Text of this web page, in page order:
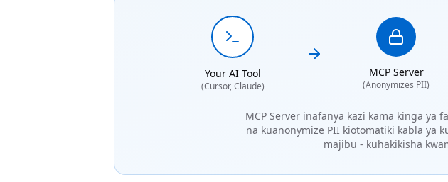
Your AI Tool
(Cursor, Claude)
MCP Server
(Anonymizes PII)
MCP Server inafanya kazi kama kinga ya
na kuanonymize PII kiotomatiki kabla ya
majibu - kuhakikisha